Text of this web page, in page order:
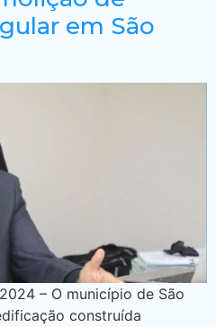
em São
– O município de São
construída